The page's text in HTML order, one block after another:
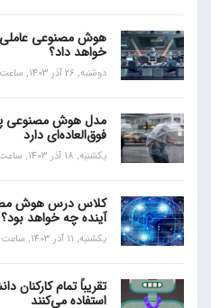
هوش مصنوعی عاملی
خواهد داد؟
دوشنبه, 26 آذر 1403, ساعت 17:57
مدل هوش مصنوعی
فوق‌العاده‌ای دارد
یکشنبه, 18 آذر 1403, ساعت 9:20
کلاس درس هوش
آینده چه خواهد بود؟
یکشنبه, 11 آذر 1403, ساعت 19:48
استفاده می‌کنند